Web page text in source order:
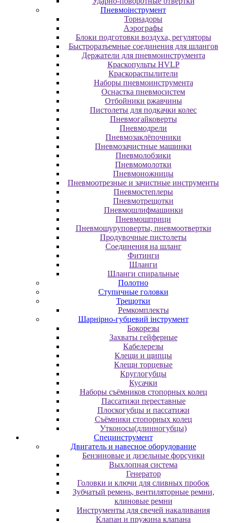
Пневмоінструмент
Topнaдopы
Аэрографы
Блоки подготовки воздуха, регуляторы
Быстроразъемные соединения для шлангов
Держатели для пневмоинструмента
Краскопульты HVLP
Краскораспылители
Наборы пневмоинструмента
Оснастка пневмосистем
Отбойники ржавчины
Пистолеты для подкачки колес
Пневмогайковерты
Пневмодрели
Пневмозаклёпочники
Пневмозачистные машинки
Пневмолобзики
Пневмомолотки
Пневмоножницы
Пневмоотрезные и зачистные инструменты
Пневмостеплеры
Пневмотрещотки
Пневмошлифмашинки
Пневмошприци
Пневмошуруповерты, пневмоотвертки
Продувочные пистолеты
Соединения на шланг
Фитинги
Шланги
Шланги спиральные
Полотно
Ступичные головки
Трещотки
Ремкомплекты
Шарнірно-губцевий інструмент
Бокорезы
Захваты гейферные
Кабелерезы
Клещи и щипцы
Клещи торцевые
Круглогубцы
Кусачки
Наборы съёмников стопорных колец
Пассатижи переставные
Плоскогубцы и пассатижи
Съёмники стопорных колец
Утконосы(длинногубцы)
Специнструмент
Двигатель и навесное оборудование
Бензиновые и дизельные форсунки
Выхлопная система
Генератор
Головки и ключи для сливных пробок
Зубчатый ремень, вентиляторные ремни,
клиновые ремни
Инструменты для свечей накаливания
Клапан и пружина клапана